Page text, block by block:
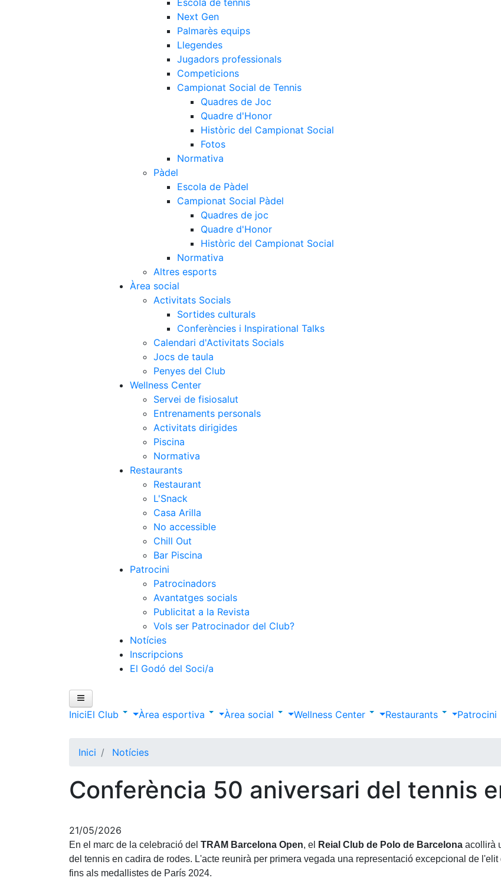
Escola de tennis
Next Gen
Palmarès equips
Llegendes
Jugadors professionals
Competicions
Campionat Social de Tennis
Quadres de Joc
Quadre d'Honor
Històric del Campionat Social
Fotos
Normativa
Pàdel
Escola de Pàdel
Campionat Social Pàdel
Quadres de joc
Quadre d'Honor
Històric del Campionat Social
Normativa
Altres esports
Àrea social
Activitats Socials
Sortides culturals
Conferències i Inspirational Talks
Calendari d'Activitats Socials
Jocs de taula
Penyes del Club
Wellness Center
Servei de fisiosalut
Entrenaments personals
Activitats dirigides
Piscina
Normativa
Restaurants
Restaurant
L'Snack
Casa Arilla
No accessible
Chill Out
Bar Piscina
Patrocini
Patrocinadors
Avantatges socials
Publicitat a la Revista
Vols ser Patrocinador del Club?
Notícies
Inscripcions
El Godó del Soci/a
IniciEl Club Àrea esportiva Àrea social Wellness Center Restaurants Patrocini
Inici Notícies
Conferència 50 aniversari del tennis
21/05/2026
En el marc de la celebració del TRAM Barcelona Open, el Reial Club de Polo de Barcelona acollirà
del tennis en cadira de rodes. L'acte reunirà per primera vegada una representació excepcional de
fins als medallistes de París 2024.